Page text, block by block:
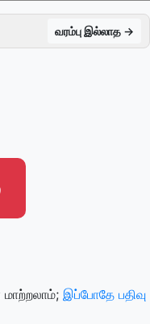
வரம்பு இல்லாத →
இப்போதே பதிவு